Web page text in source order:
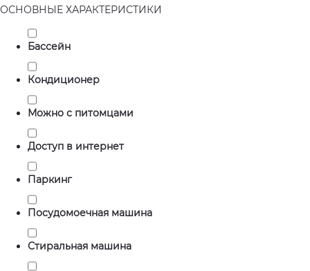
ОСНОВНЫЕ ХАРАКТЕРИСТИКИ
Бассейн
Кондиционер
Можно с питомцами
Доступ в интернет
Паркинг
Посудомоечная машина
Стиральная машина